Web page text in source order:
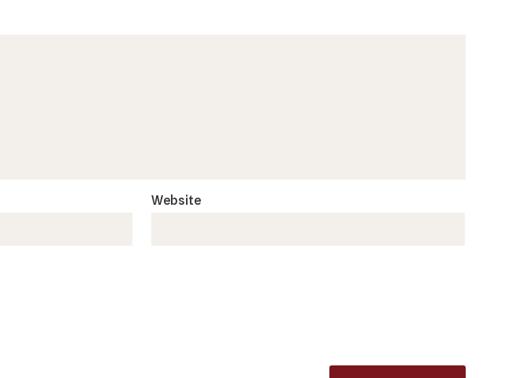
Website